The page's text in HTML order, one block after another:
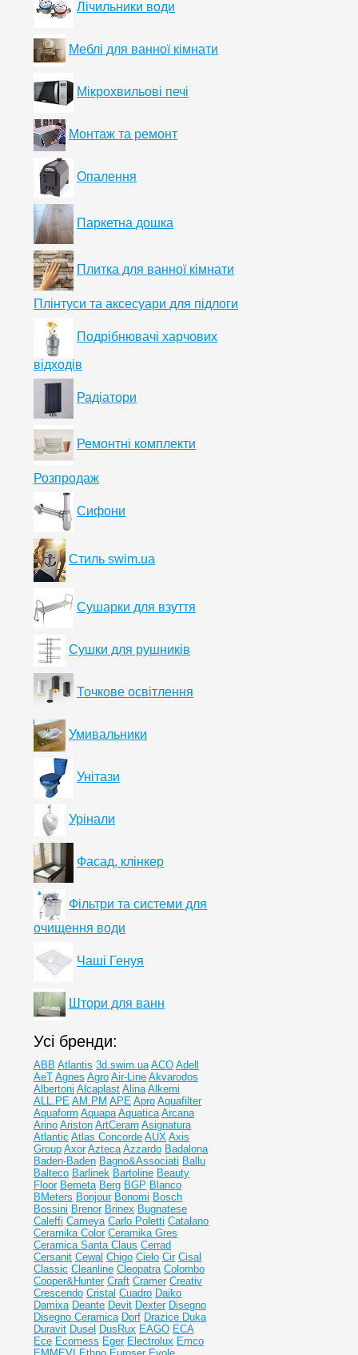
Лічильники води
Меблі для ванної кімнати
Мікрохвильові печі
Монтаж та ремонт
Опалення
Паркетна дошка
Плитка для ванної кімнати
Плінтуси та аксесуари для підлоги
Подрібнювачі харчових
відходів
Радіатори
Ремонтні комплекти
Розпродаж
Сифони
Стиль swim.ua
Сушарки для взуття
Сушки для рушників
Точкове освітлення
Умивальники
Унітази
Урінали
Фасад, клінкер
Фільтри та системи для
очищення води
Чаші Генуя
Штори для ванн
Усі бренди:
ABB Atlantis 3d.swim.ua ACO Adell
AeT Agnes Agro Air-Line Akvarodos
Albertoni Alcaplast Alina Alkemi
ALL.PE AM.PM APE Apro Aquafilter
Aquaform Aquapa Aquatica Arcana
Arino Ariston ArtCeram Asignatura
Atlantic Atlas Concorde AUX Axis
Group Axor Azteca Azzardo Badalona
Baden-Baden Bagno&Associati Ballu
Balteco Barlinek Bartoline Beauty
Floor Bemeta Berg BGP Blanco
BMeters Bonjour Bonomi Bosch
Bossini Brenor Brinex Bugnatese
Caleffi Cameya Carlo Poletti Catalano
Ceramika Color Ceramika Gres
Ceramiсa Santa Claus Cerrad
Cersanit Cewal Chigo Cielo Cir Cisal
Classic Cleanline Cleopatra Colombo
Cooper&Hunter Craft Cramer Creativ
Crescendo Cristal Cuadro Daiko
Damixa Deante Devit Dexter Disegno
Disegno Ceramica Dorf Drazice Duka
Duravit Dusel DusRux EAGO ECA
Ece Ecomess Eger Electrolux Emco